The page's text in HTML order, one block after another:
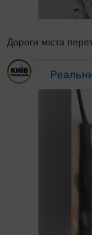
Дороги міста